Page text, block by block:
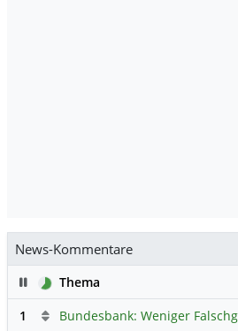
News-Kommentare
PauseThema
1